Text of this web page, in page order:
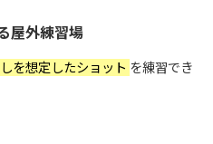
屋外練習場
を想定したショット を練習でき